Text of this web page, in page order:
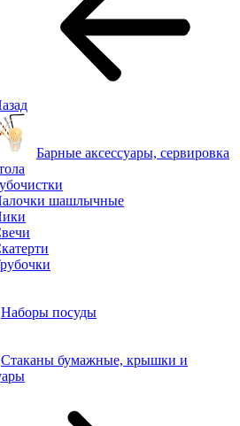
Барные аксессуары, сервировка
шашлычные
Наборы посуды
Стаканы бумажные, крышки и